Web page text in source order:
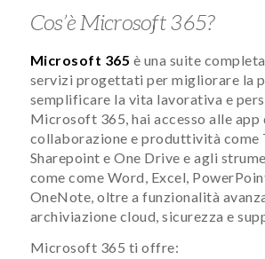
Cos’è Microsoft 365?
Microsoft 365 è una suite
servizi progettati per migliorare la
semplificare la vita lavorativa e
Microsoft 365, hai accesso alle app
collaborazione e produttività come
Sharepoint e One Drive e agli
come come Word, Excel,
OneNote, oltre a funzionalità
archiviazione cloud, sicurezza e
Microsoft 365 ti offre: